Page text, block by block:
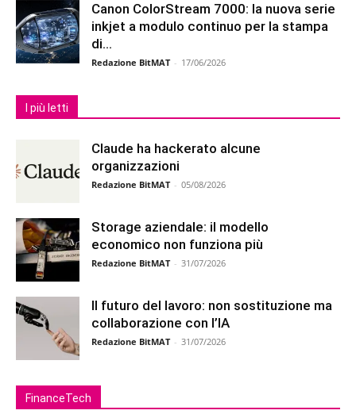
Canon ColorStream 7000: la nuova serie
inkjet a modulo continuo per la stampa
di...
Redazione BitMAT - 17/06/2026
I più letti
Claude ha hackerato alcune
organizzazioni
Redazione BitMAT - 05/08/2026
Storage aziendale: il modello
economico non funziona più
Redazione BitMAT - 31/07/2026
Il futuro del lavoro: non sostituzione ma
collaborazione con l’IA
Redazione BitMAT - 31/07/2026
FinanceTech